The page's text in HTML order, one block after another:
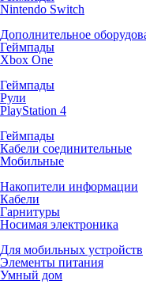
Nintendo Switch
Дополнительное
Геймпады
Xbox One
Геймпады
Рули
PlayStation 4
Геймпады
Кабели соединительные
Мобильные
Накопители информации
Кабели
Гарнитуры
Носимая электроника
Для мобильных устройств
Элементы питания
Умный дом